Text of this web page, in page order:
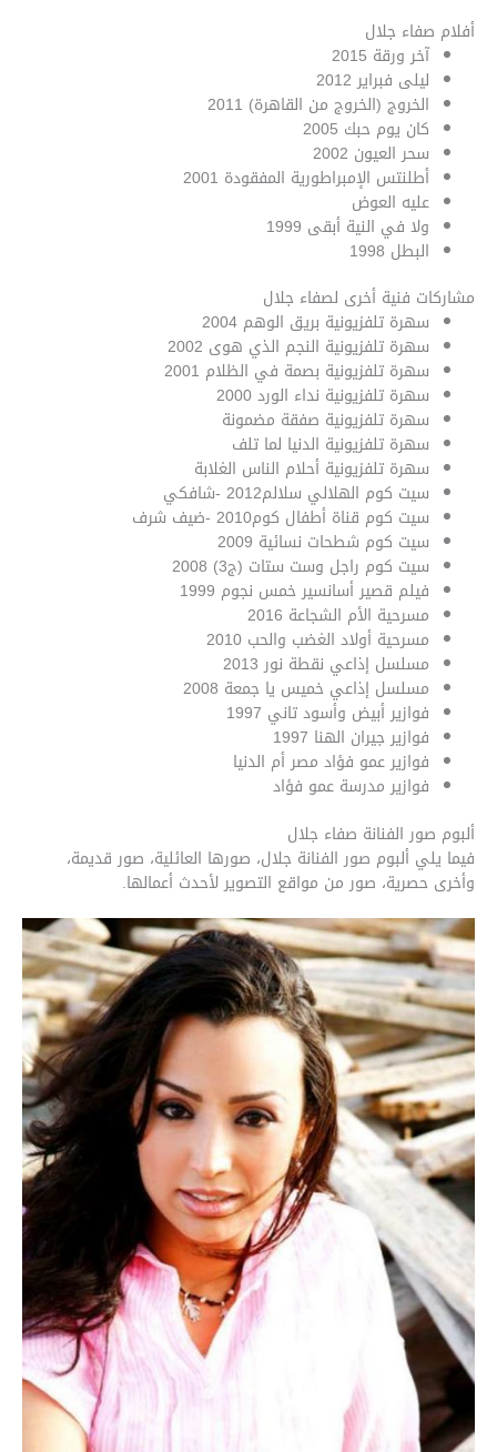
أفلام صفاء جلال
آخر ورقة 2015
ليلى فبراير 2012
الخروج (الخروج من القاهرة) 2011
كان يوم حبك 2005
سحر العيون 2002
أطلنتس الإمبراطورية المفقودة 2001
عليه العوض
ولا في النية أبقى 1999
البطل 1998
مشاركات فنية أخرى لصفاء جلال
سهرة تلفزيونية بريق الوهم 2004
سهرة تلفزيونية النجم الذي هوى 2002
سهرة تلفزيونية بصمة في الظلام 2001
سهرة تلفزيونية نداء الورد 2000
سهرة تلفزيونية صفقة مضمونة
سهرة تلفزيونية الدنيا لما تلف
سهرة تلفزيونية أحلام الناس الغلابة
سيت كوم الهلالي سلالم2012 -شافكي
سيت كوم قناة أطفال كوم2010 -ضيف شرف
سيت كوم شطحات نسائية 2009
سيت كوم راجل وست ستات (ج3) 2008
فيلم قصير أسانسير خمس نجوم 1999
مسرحية الأم الشجاعة 2016
مسرحية أولاد الغضب والحب 2010
مسلسل إذاعي نقطة نور 2013
مسلسل إذاعي خميس يا جمعة 2008
فوازير أبيض وأسود تاني 1997
فوازير جيران الهنا 1997
فوازير عمو فؤاد مصر أم الدنيا
فوازير مدرسة عمو فؤاد
ألبوم صور الفنانة صفاء جلال
فيما يلي ألبوم صور الفنانة جلال، صورها العائلية، صور قديمة،
وأخرى حصرية، صور من مواقع التصوير لأحدث أعمالها.